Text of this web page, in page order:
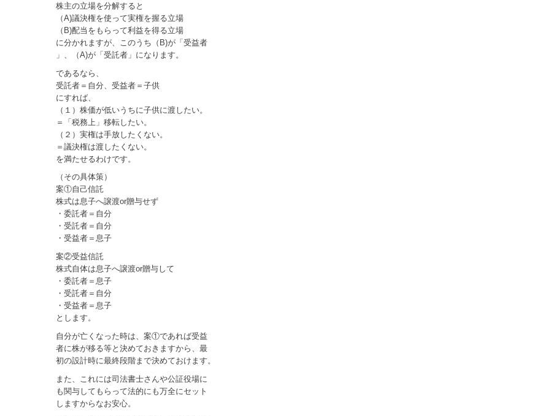
株主の立場を分解すると
（A)議決権を使って実権を握る立場
（B)配当をもらって利益を得る立場
に分かれますが、このうち（B)が「受益者
」、（A)が「受託者」になります。
であるなら、
受託者＝自分、受益者＝子供
にすれば、
（１）株価が低いうちに子供に渡したい。
＝「税務上」移転したい。
（２）実権は手放したくない。
＝議決権は渡したくない。
を満たせるわけです。
（その具体策）
案①自己信託
株式は息子へ譲渡or贈与せず
・委託者＝自分
・受託者＝自分
・受益者＝息子
案②受益信託
株式自体は息子へ譲渡or贈与して
・委託者＝息子
・受託者＝自分
・受益者＝息子
とします。
自分が亡くなった時は、案①であれば受益
者に株が移る等と決めておきますから、最
初の設計時に最終段階まで決めておけます。
また、これには司法書士さんや公証役場に
も関与してもらって法的にも万全にセット
しますからなお安心。